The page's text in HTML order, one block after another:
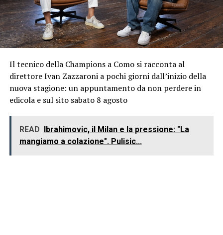
Il tecnico della Champions a Como si racconta al
direttore Ivan Zazzaroni a pochi giorni dall’inizio della
nuova stagione: un appuntamento da non perdere in
edicola e sul sito sabato 8 agosto
READ Ibrahimovic, il Milan e la pressione: "La
mangiamo a colazione". Pulisic...